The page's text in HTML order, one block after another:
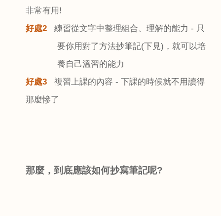
非常有用 !
好處2 練習從文字中整理組合、理解的能力 - 只
要你用對了方法抄筆記(下見) ，就可以培
養自己溫習的能力
好處3 複習上課的內容 - 下課的時候就不用讀得
那麼慘了
那麼，到底應該如何抄寫筆記呢?